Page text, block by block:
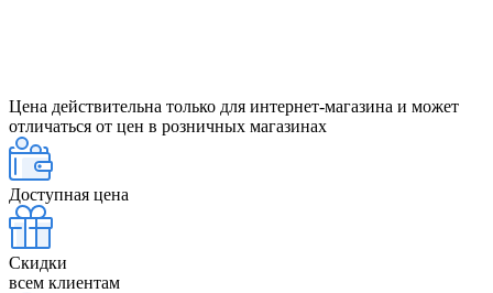
Цена действительна только для интернет-магазина и может
отличаться от цен в розничных магазинах
Доступная цена
Скидки
всем клиентам